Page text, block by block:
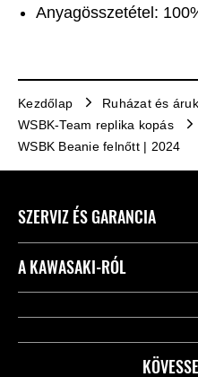
Anyagösszetétel:
Kezdőlap Ruházat és áruk
WSBK-Team replika kopás
WSBK Beanie felnőtt | 2024
SZERVIZ ÉS GARANCIA
Kapcsolat
Hasznos linkek
A KAWASAKI-RÓL
Vállalatunk